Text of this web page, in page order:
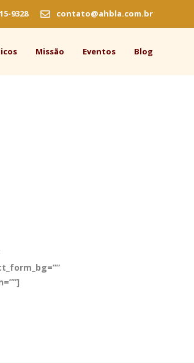
9328 contato@ahbla.com.br
Missão Eventos Blog